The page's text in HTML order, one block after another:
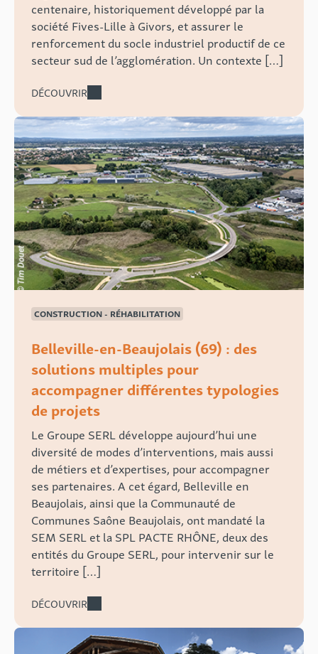
centenaire, historiquement développé par la
société Fives-Lille à Givors, et assurer le
renforcement du socle industriel productif de ce
secteur sud de l’agglomération. Un contexte […]
DÉCOUVRIR
CONSTRUCTION - RÉHABILITATION
Belleville-en-Beaujolais (69) : des
solutions multiples pour
accompagner différentes typologies
de projets
Le Groupe SERL développe aujourd’hui une
diversité de modes d’interventions, mais aussi
de métiers et d’expertises, pour accompagner
ses partenaires. A cet égard, Belleville en
Beaujolais, ainsi que la Communauté de
Communes Saône Beaujolais, ont mandaté la
SEM SERL et la SPL PACTE RHÔNE, deux des
entités du Groupe SERL, pour intervenir sur le
territoire […]
DÉCOUVRIR